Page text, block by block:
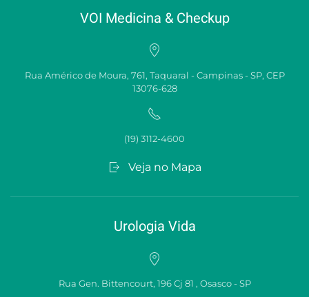
VOI Medicina & Checkup
Rua Américo de Moura, 761, Taquaral - Campinas - SP, CEP
13076-628
(19) 3112-4600
Veja no Mapa
Urologia Vida
Rua Gen. Bittencourt, 196 Cj 81 , Osasco - SP